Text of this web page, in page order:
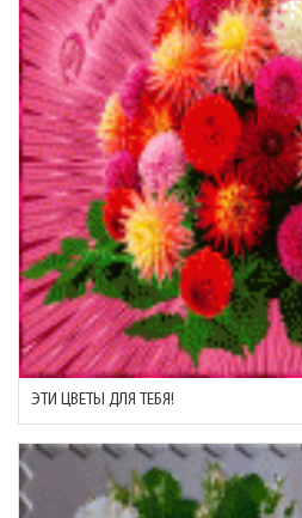
ЭТИ ЦВЕТЫ ДЛЯ ТЕБЯ!